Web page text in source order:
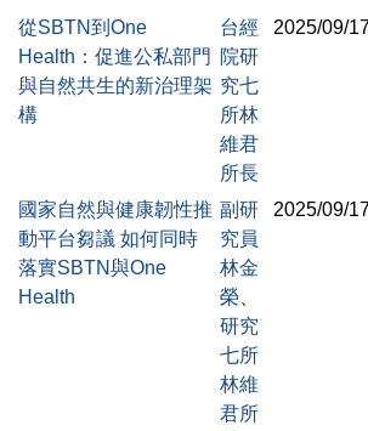
從SBTN到One
Health：促進公私部門
與自然共生的新治理架
構
台經
院研
究七
所林
維君
所長
2025/09/
國家自然與健康韌性推
動平台芻議 如何同時
落實SBTN與One
Health
副研
究員
林金
榮
研究
七所
林維
君所
2025/09/